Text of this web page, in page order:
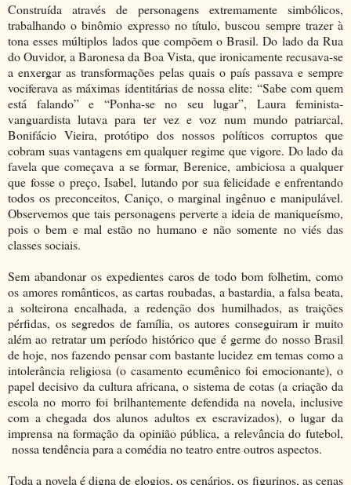
Construída através de personagens extremamente simbólicos,
trabalhando o binômio expresso no título, buscou sempre trazer à
tona esses múltiplos lados que compõem o Brasil. Do lado da Rua
do Ouvidor, a Baronesa da Boa Vista, que ironicamente recusava-se
a enxergar as transformações pelas quais o país passava e sempre
vociferava as máximas identitárias de nossa elite: “Sabe com quem
está falando” e “Ponha-se no seu lugar”, Laura feminista-
vanguardista lutava para ter vez e voz num mundo patriarcal,
Bonifácio Vieira, protótipo dos nossos políticos corruptos que
cobram suas vantagens em qualquer regime que vigore. Do lado da
favela que começava a se formar, Berenice, ambiciosa a qualquer
que fosse o preço, Isabel, lutando por sua felicidade e enfrentando
todos os preconceitos, Caniço, o marginal ingênuo e manipulável.
Observemos que tais personagens perverte a ideia de maniqueísmo,
pois o bem e mal estão no humano e não somente no viés das
classes sociais.
Sem abandonar os expedientes caros de todo bom folhetim, como
os amores românticos, as cartas roubadas, a bastardia, a falsa beata,
a solteirona encalhada, a redenção dos humilhados, as traições
pérfidas, os segredos de família, os autores conseguiram ir muito
além ao retratar um período histórico que é germe do nosso Brasil
de hoje, nos fazendo pensar com bastante lucidez em temas como a
intolerância religiosa (o casamento ecumênico foi emocionante), o
papel decisivo da cultura africana, o sistema de cotas (a criação da
escola no morro foi brilhantemente defendida na novela, inclusive
com a chegada dos alunos adultos ex escravizados), o lugar da
imprensa na formação da opinião pública, a relevância do futebol,
nossa tendência para a comédia no teatro entre outros aspectos.
Toda a novela é digna de elogios, os cenários, os figurinos, as cenas